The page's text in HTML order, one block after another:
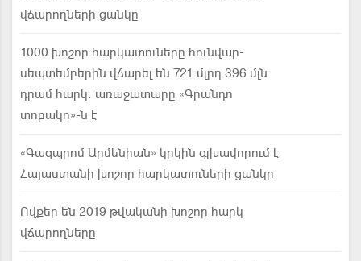
վճարողների ցանկը
1000 խոշոր հարկատուները հունվար-
սեպտեմբերին վճարել են 721 մլրդ 396 մլն
դրամ հարկ. առաջատարը «Գրանդո
տոբակո»-ն է
«Գազպրոմ Արմենիան» կրկին գլխավորում է
Հայաստանի խոշոր հարկատուների ցանկը
Ովքեր են 2019 թվականի խոշոր հարկ
վճարողները